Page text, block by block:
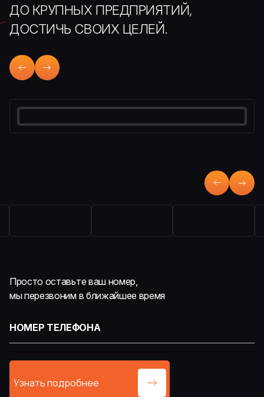
ДО КРУПНЫХ ПРЕДПРИЯТИЙ,
ДОСТИЧЬ СВОИХ ЦЕЛЕЙ.
Просто оставьте ваш номер,
мы перезвоним в ближайшее время